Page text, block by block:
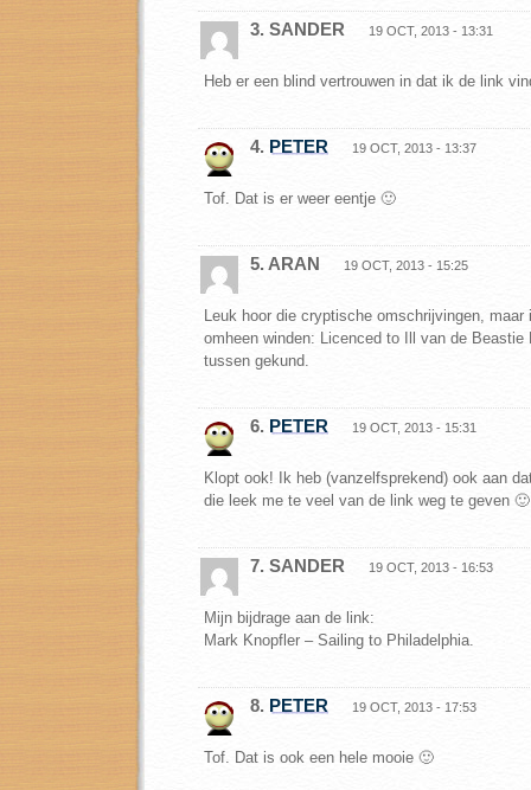
3. SANDER 19 OCT, 2013 - 13:31
Heb er een blind vertrouwen in dat ik de link
4. PETER 19 OCT, 2013 - 13:37
Tof. Dat is er weer eentje 🙂
5. ARAN 19 OCT, 2013 - 15:25
Leuk hoor die cryptische omschrijvingen,
omheen winden: Licenced to Ill van de Beastie
tussen gekund.
6. PETER 19 OCT, 2013 - 15:31
Klopt ook! Ik heb (vanzelfsprekend) ook aan
die leek me te veel van de link weg te geven 🙂
7. SANDER 19 OCT, 2013 - 16:53
Mijn bijdrage aan de link:
Mark Knopfler – Sailing to Philadelphia.
8. PETER 19 OCT, 2013 - 17:53
Tof. Dat is ook een hele mooie 🙂